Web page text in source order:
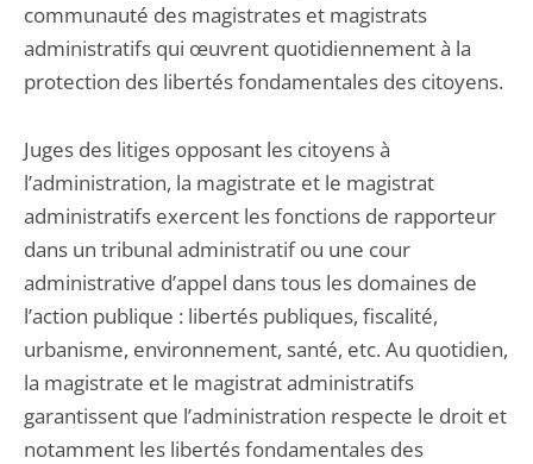
communauté des magistrates et magistrats
administratifs qui œuvrent quotidiennement à la
protection des libertés fondamentales des citoyens.
Juges des litiges opposant les citoyens à
l’administration, la magistrate et le magistrat
administratifs exercent les fonctions de rapporteur
dans un tribunal administratif ou une cour
administrative d’appel dans tous les domaines de
l’action publique : libertés publiques, fiscalité,
urbanisme, environnement, santé, etc. Au quotidien,
la magistrate et le magistrat administratifs
garantissent que l’administration respecte le droit et
notamment les libertés fondamentales des